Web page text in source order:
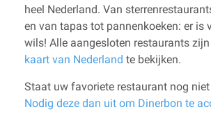
heel Nederland. Van
en van tapas tot pannenkoeken: er is
wils! Alle aangesloten restaurants
kaart van Nederland te bekijken.
Staat uw favoriete restaurant nog
Nodig deze dan uit om Dinerbon te